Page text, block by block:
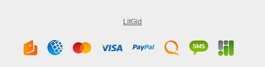
LitGid